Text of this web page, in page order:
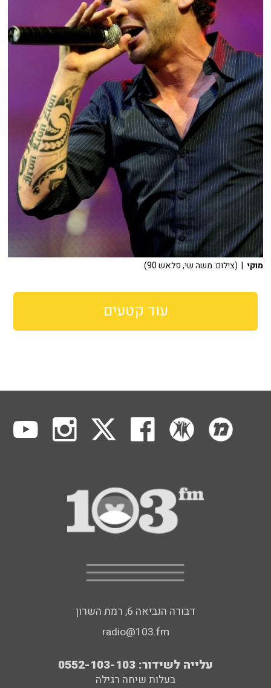
מוקי | (צילום: משה שי, פלאש 90)
עוד קטעים
דבורה הנביאה 6, רמת השרון
radio@103.fm
עלייה לשידור: 0552-103-103
בעלות שיחה רגילה